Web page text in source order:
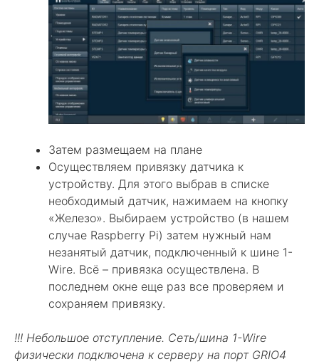
Затем размещаем на плане
Осуществляем привязку датчика к
устройству. Для этого выбрав в списке
необходимый датчик, нажимаем на кнопку
«Железо». Выбираем устройство (в нашем
случае Raspberry Pi) затем нужный нам
незанятый датчик, подключенный к шине 1-
Wire. Всё – привязка осуществлена. В
последнем окне еще раз все проверяем и
сохраняем привязку.
!!! Небольшое отступление. Сеть/шина 1-Wire
физически подключена к серверу на порт GRIO4